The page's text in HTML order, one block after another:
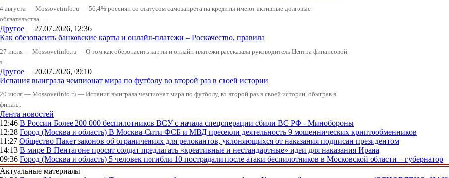
4 августа — Mossovetinfo.ru — 56,4% россиян со статусом самозапрета на кредиты имеют активные долговые
обязательства. ...
Другое 27.07.2026, 12:36
Как обезопасить банковские карты и онлайн-платежи – Роскачество, правила
27 июля — Mossovetinfo.ru — О том как обезопасить карты и онлайн-платежи рассказала руководитель Центра финансовой
э...
Другое 20.07.2026, 09:10
Испания выиграла чемпионат мира по футболу во второй раз в своей истории
20 июля — Mossovetinfo.ru — Испания выиграла чемпионат мира по футболу, во второй раз в своей истории, обыграв в
финал...
Лента новостей
12:46 В России Более 200 000 беспилотников ВСУ с начала спецоперации сбили ВС РФ - Минобороны
12:28 Город (Москва и область) В Москва-Сити ФСБ и МВД пресекли деятельность 9 мошеннических криптообменников
11:27 Общество Пакет законов об ограничениях для релокантов, уклоняющихся от наказания подписан президентом
14:13 В мире В Пентагоне просят солдат предлагать «креативные и нестандартные» идеи для наказания Ирана
09:36 Город (Москва и область) 5 человек погибли 10 пострадали после атаки беспилотников в Московской области – губернатор
Актуальные материалы